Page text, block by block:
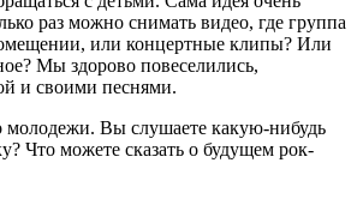
раз можно снимать видео, где группа
или концертные клипы? Или
Мы здорово повеселились,
и своими песнями.
молодежи. Вы слушаете какую-нибудь
Что можете сказать о будущем рок-